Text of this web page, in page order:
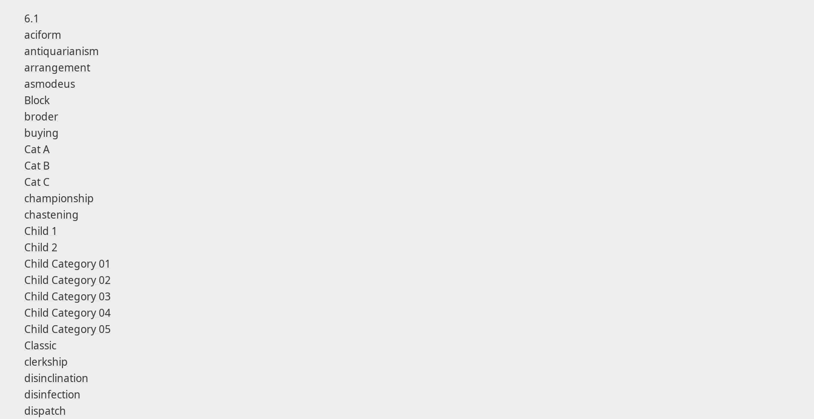
6.1
aciform
antiquarianism
arrangement
asmodeus
Block
broder
buying
Cat A
Cat B
Cat C
championship
chastening
Child 1
Child 2
Child Category 01
Child Category 02
Child Category 03
Child Category 04
Child Category 05
Classic
clerkship
disinclination
disinfection
dispatch